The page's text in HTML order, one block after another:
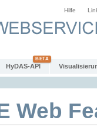
Hilfe
HyDAS-API
Web